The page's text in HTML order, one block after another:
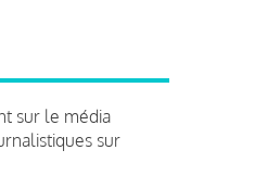
sur le média
sur